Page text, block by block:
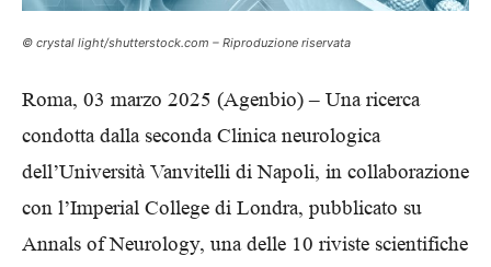
© crystal light/shutterstock.com – Riproduzione riservata
Roma, 03 marzo 2025 (Agenbio) – Una ricerca
condotta dalla seconda Clinica neurologica
dell’Università Vanvitelli di Napoli, in collaborazione
con l’Imperial College di Londra, pubblicato su
Annals of Neurology, una delle 10 riviste scientifiche